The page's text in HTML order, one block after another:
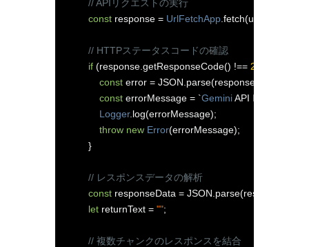
// APIリクエストの実行
const response = UrlFetchApp fetch(url
// HTTPステータスコードの確認
if (response getResponseCode() !== 200
const error = JSON parse(response
const errorMessage = `Gemini API Error
Logger. log(errorMessage);
throw new Error(errorMessage);
}
// レスポンスデータの解析
const responseData = JSON parse(response
let returnText = "";
// 複数チャンクのレスポンスを結合